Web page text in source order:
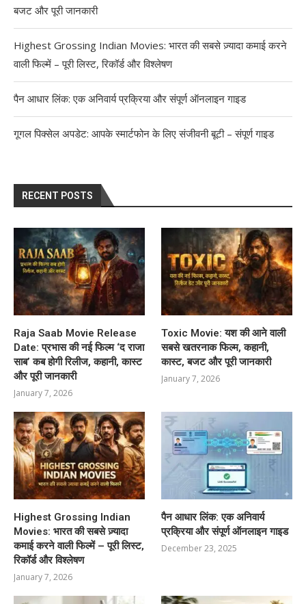
बजट और पूरी जानकारी
Highest Grossing Indian Movies: भारत की सबसे ज़्यादा कमाई करने
वाली फिल्में – पूरी लिस्ट, रिकॉर्ड और विश्लेषण
पैन आधार लिंक: एक अनिवार्य प्रक्रिया और संपूर्ण ऑनलाइन गाइड
गूगल पिक्सेल अपडेट: आपके स्मार्टफोन के लिए संजीवनी बूटी – संपूर्ण गाइड
RECENT POSTS
Raja Saab Movie Release
Date: प्रभास की नई फिल्म ‘द राजा
साब’ कब होगी रिलीज, कहानी, कास्ट
और पूरी जानकारी
January 7, 2026
Toxic Movie: यश की आने वाली
सबसे खतरनाक फिल्म, कहानी,
कास्ट, बजट और पूरी जानकारी
January 7, 2026
Highest Grossing Indian
Movies: भारत की सबसे ज़्यादा
कमाई करने वाली फिल्में – पूरी लिस्ट,
रिकॉर्ड और विश्लेषण
January 7, 2026
पैन आधार लिंक: एक अनिवार्य
प्रक्रिया और संपूर्ण ऑनलाइन गाइड
December 23, 2025